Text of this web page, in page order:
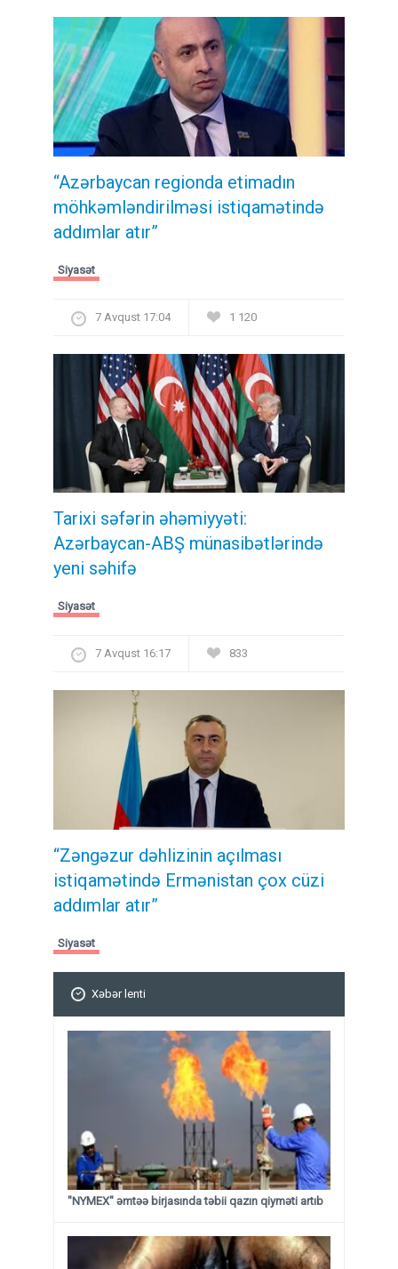
“Azərbaycan regionda etimadın
möhkəmləndirilməsi istiqamətində
addımlar atır”
Siyasət
7 Avqust 17:04 1 120
Tarixi səfərin əhəmiyyəti:
Azərbaycan-ABŞ münasibətlərində
yeni səhifə
Siyasət
7 Avqust 16:17 833
“Zəngəzur dəhlizinin açılması
istiqamətində Ermənistan çox cüzi
addımlar atır”
Siyasət
Xəbər lenti
"NYMEX" əmtəə birjasında təbii qazın qiyməti artıb